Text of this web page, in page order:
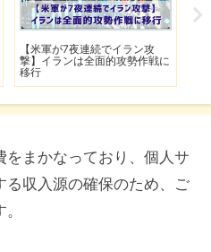
【米軍が7夜連続でイラン攻
撃】イランは全面的攻勢作戦に
移行
まかなっており、個人サ
る収入源の確保のため、ご